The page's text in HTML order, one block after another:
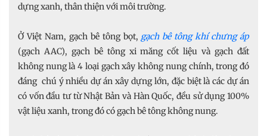
dựng xanh, thân thiện với môi trường.
Ở Việt Nam, gạch bê tông bọt, gạch bê tông khí chưng áp
(gạch AAC), gạch bê tông xi măng cốt liệu và gạch đất
không nung là 4 loại gạch xây không nung chính, trong đó
đáng chú ý nhiều dự án xây dựng lớn, đặc biệt là các dự án
có vốn đầu tư từ Nhật Bản và Hàn Quốc, đều sử dụng 100%
vật liệu xanh, trong đó có gạch bê tông không nung.